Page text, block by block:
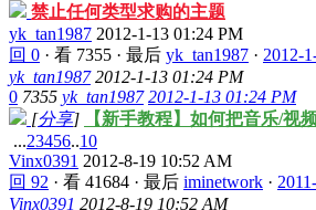
禁止任何类型求购的主题
yk_tan1987 2012-1-13 01:24 PM
回 0 · 看 7355 · 最后 yk_tan1987 · 2012-
yk_tan1987 2012-1-13 01:24 PM
0 7355 yk_tan1987 2012-1-13 01:24 PM
[分享]
【新手教程】如何把音乐/视
...23456..10
Vinx0391 2012-8-19 10:52 AM
回 92 · 看 41684 · 最后 iminetwork ·
Vinx0391 2012-8-19 10:52 AM